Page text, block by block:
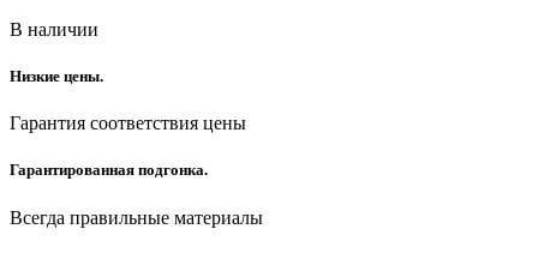
В наличии
Низкие цены.
Гарантия соответствия цены
Гарантированная подгонка.
Всегда правильные материалы